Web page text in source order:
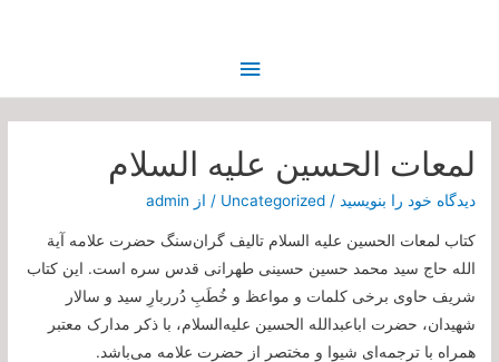
فهرست
اصلی
لمعات الحسین علیه السلام
دیدگاه‌ خود را بنویسید /
Uncategorized / از admin
کتاب لمعات الحسین علیه السلام تالیف گران‌سنگ حضرت علامه آیة
الله حاج سید محمد حسین حسینی طهرانی قدس سره است. این کتاب
شریف حاوی برخی کلمات و مواعظ و خُطَبِ دُرربارِ سید و سالار
شهیدان، حضرت اباعبدالله الحسین علیه‌السلام، با ذکر مدارک معتبر
همراه با ترجمه‌ای شیوا و مختصر از حضرت علامه می‌باشد.